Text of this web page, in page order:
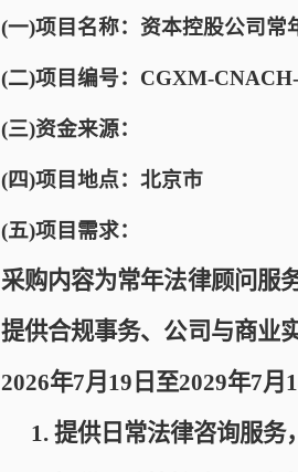
(一)项目名称：资本控股公司常
(二)项目编号：CGXM-
(三)资金来源：
(四)项目地点：北京市
(五)项目需求：
采购内容为常年法律顾问服
提供合规事务、公司与商业
2026年7月19日至2029年7月
1. 提供日常法律咨询服务